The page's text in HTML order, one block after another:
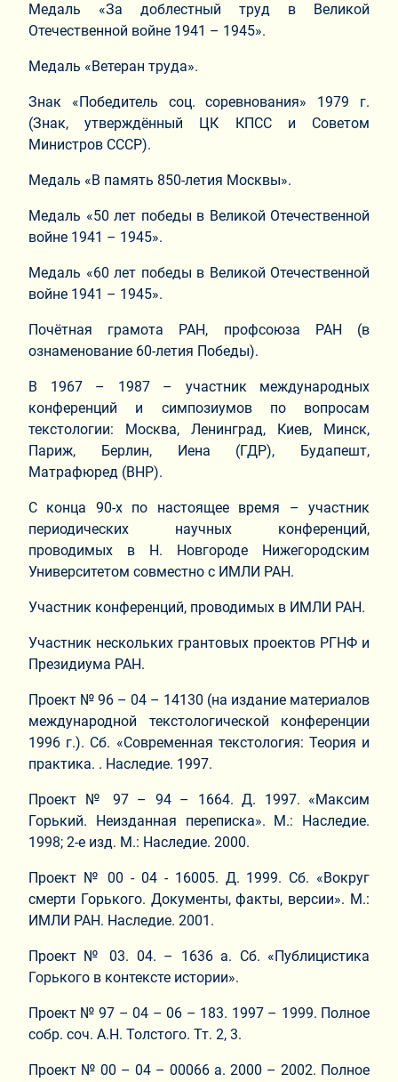
Медаль «За доблестный труд в Великой
Отечественной войне 1941 – 1945».
Медаль «Ветеран труда».
Знак «Победитель соц. соревнования» 1979 г.
(Знак, утверждённый ЦК КПСС и Советом
Министров СССР).
Медаль «В память 850-летия Москвы».
Медаль «50 лет победы в Великой Отечественной
войне 1941 – 1945».
Медаль «60 лет победы в Великой Отечественной
войне 1941 – 1945».
Почётная грамота РАН, профсоюза РАН (в
ознаменование 60-летия Победы).
В 1967 – 1987 – участник международных
конференций и симпозиумов по вопросам
текстологии: Москва, Ленинград, Киев, Минск,
Париж, Берлин, Иена (ГДР), Будапешт,
Матрафюред (ВНР).
С конца 90-х по настоящее время – участник
периодических научных конференций,
проводимых в Н. Новгороде Нижегородским
Университетом совместно с ИМЛИ РАН.
Участник конференций, проводимых в ИМЛИ РАН.
Участник нескольких грантовых проектов РГНФ и
Президиума РАН.
Проект № 96 – 04 – 14130 (на издание материалов
международной текстологической конференции
1996 г.). Сб. «Современная текстология: Теория и
практика. . Наследие. 1997.
Проект № 97 – 94 – 1664. Д. 1997. «Максим
Горький. Неизданная переписка». М.: Наследие.
1998; 2-е изд. М.: Наследие. 2000.
Проект № 00 - 04 - 16005. Д. 1999. Сб. «Вокруг
смерти Горького. Документы, факты, версии». М.:
ИМЛИ РАН. Наследие. 2001.
Проект № 03. 04. – 1636 а. Сб. «Публицистика
Горького в контексте истории».
Проект № 97 – 04 – 06 – 183. 1997 – 1999. Полное
собр. соч. А.Н. Толстого. Тт. 2, 3.
Проект № 00 – 04 – 00066 а. 2000 – 2002. Полное